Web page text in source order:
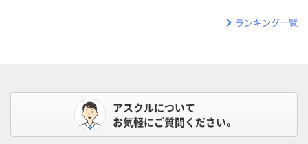
ランキング一覧
アスクルについて
お気軽にご質問ください。